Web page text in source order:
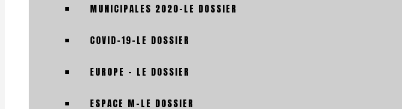
MUNICIPALES 2020-LE DOSSIER
COVID-19-LE DOSSIER
EUROPE – LE DOSSIER
ESPACE M-LE DOSSIER